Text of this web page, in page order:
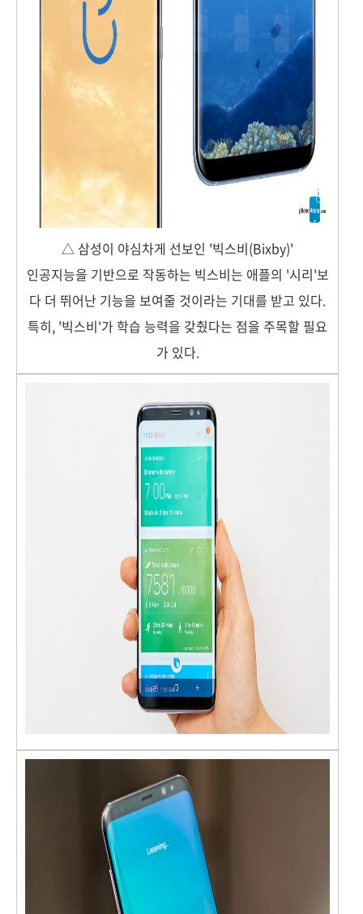
△ 삼성이 야심차게 선보인 '빅스비(Bixby)'
인공지능을 기반으로 작동하는 빅스비는 애플의 '시리'보
다 더 뛰어난 기능을 보여줄 것이라는 기대를 받고 있다.
특히, '빅스비'가 학습 능력을 갖췄다는 점을 주목할 필요
가 있다.